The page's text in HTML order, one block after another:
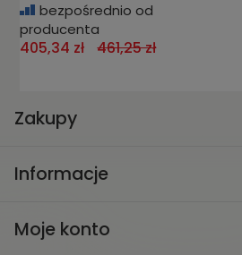
bezpośrednio od
producenta
405,34 zł 461,25 zł
Zakupy
Informacje
Moje konto